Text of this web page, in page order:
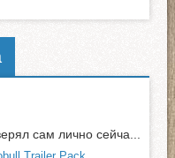
сам лично сейча...